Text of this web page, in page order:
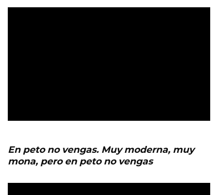
En peto no vengas. Muy moderna, muy
mona, pero en peto no vengas